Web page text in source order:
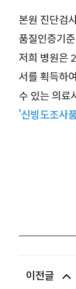
본원 진단검
품질인증기
저희 병원은
서를 획득하
수 있는 의료
'신빙도조사
이전글